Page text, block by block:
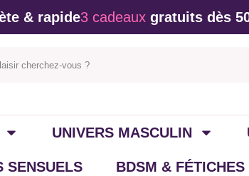
& rapide3 cadeaux gratuits dès
UNIVERS MASCULIN
SENSUELS BDSM & FÉTICHES